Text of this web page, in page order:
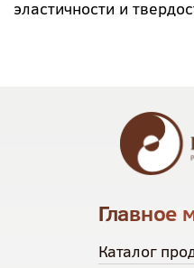
эластичности и
Главное
Каталог